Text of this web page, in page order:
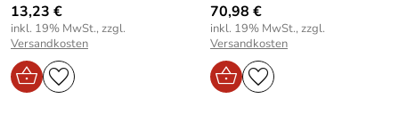
13,23 €
inkl. 19% MwSt., zzgl.
Versandkosten
70,98 €
inkl. 19% MwSt., zzgl.
Versandkosten